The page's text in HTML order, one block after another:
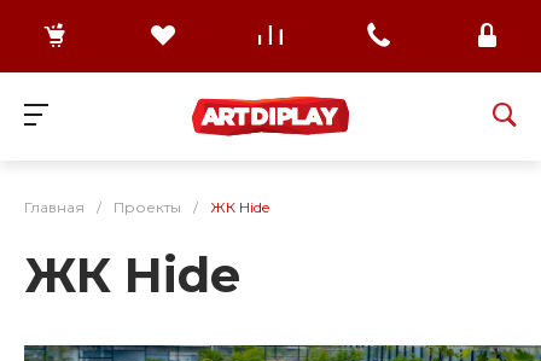
Главная / Проекты / ЖК Hide
ЖК Hide